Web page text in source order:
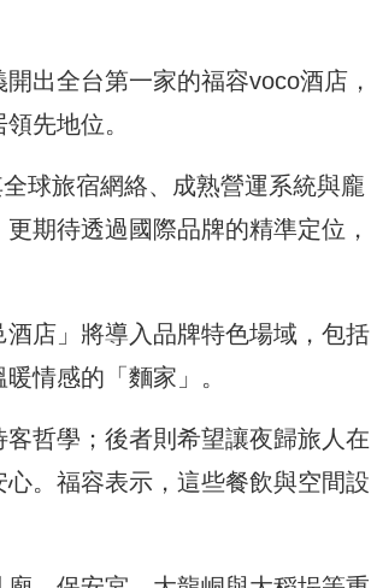
出全台第一家的福容voco酒店，
先地位。
球旅宿網絡、成熟營運系統與龐
期待透過國際品牌的精準定位，
店」將導入品牌特色場域，包括
情感的「麵家」。
哲學；後者則希望讓夜歸旅人在
。福容表示，這些餐飲與空間設